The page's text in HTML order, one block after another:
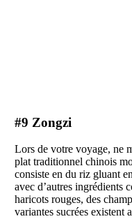
#9 Zongzi
Lors de votre voyage, ne
plat traditionnel chinois
consiste en du riz gluant
avec d’autres ingrédients
haricots rouges, des
variantes sucrées existent